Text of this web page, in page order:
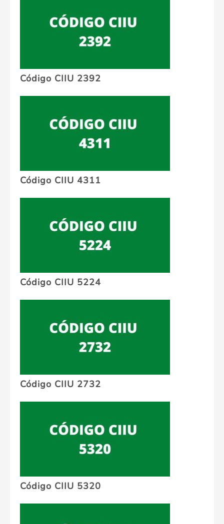
Código CIIU 2392
Código CIIU 4311
Código CIIU 5224
Código CIIU 2732
Código CIIU 5320